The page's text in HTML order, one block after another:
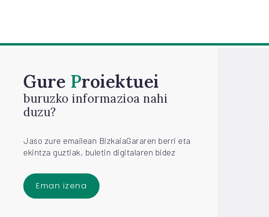
Gure Proiektuei
buruzko informazioa nahi
duzu?
Jaso zure emailean BizkaiaGararen berri eta
ekintza guztiak, buletin digitalaren bidez
Eman izena